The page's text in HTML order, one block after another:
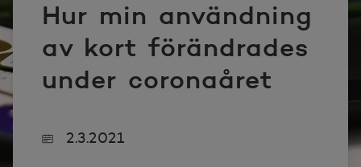
Hur min användning
av kort förändrades
under coronaåret
2.3.2021